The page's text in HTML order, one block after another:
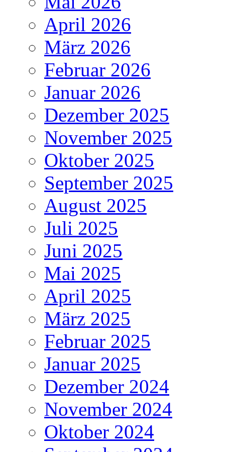
April 2026
März 2026
Februar 2026
Januar 2026
Dezember 2025
November 2025
Oktober 2025
September 2025
August 2025
Juli 2025
Juni 2025
Mai 2025
April 2025
März 2025
Februar 2025
Januar 2025
Dezember 2024
November 2024
Oktober 2024